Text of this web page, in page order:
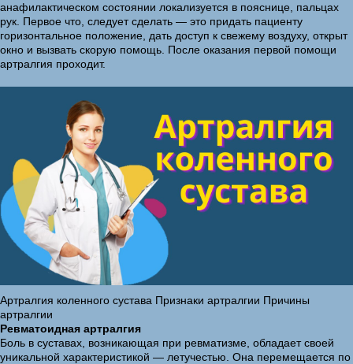
анафилактическом состоянии локализуется в пояснице, пальцах
рук. Первое что, следует сделать — это придать пациенту
горизонтальное положение, дать доступ к свежему воздуху, открыт
окно и вызвать скорую помощь. После оказания первой помощи
артралгия проходит.
Артралгия коленного сустава Признаки артралгии Причины
артралгии
Ревматоидная артралгия
Боль в суставах, возникающая при ревматизме, обладает своей
уникальной характеристикой — летучестью. Она перемещается по